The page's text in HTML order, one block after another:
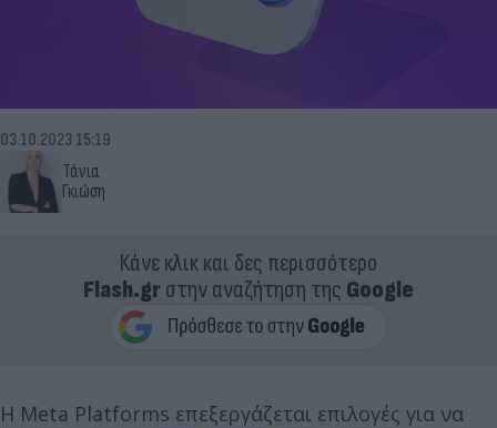
Τάνια
Γκιώση
03.10.2023 15:19
Κάνε κλικ και δες περισσότερο
Flash.grστην αναζήτηση της Google
Η Meta Platforms επεξεργάζεται επιλογές για να